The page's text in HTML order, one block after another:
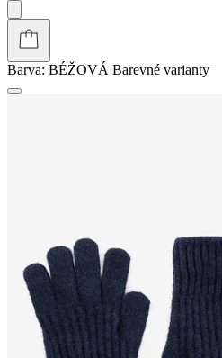
Barva: BÉŽOVÁ Barevné varianty